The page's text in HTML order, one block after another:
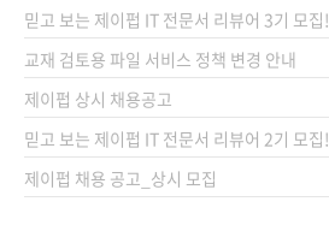
보여주는 책입니다. 기술적인 역량은 물론이고,
팀과 소통하는 방법, 피드백을 주고받는 방식, 감
정을 이해하고 관계를 정돈하는 법까지 다루며,
‘리더십’이란 타고나는 성격이 아니라 훈련 가능
한 능력이라는 걸 자연스럽게 느낄 수 있습니다.
..
믿고 보는 제이펍 IT 전문서 리뷰어 3기 모집!
교재 검토용 파일 서비스 정책 변경 안내
제이펍 상시 채용공고
믿고 보는 제이펍 IT 전문서 리뷰어 2기 모집!
제이펍 채용 공고_상시 모집